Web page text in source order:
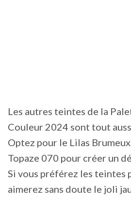
Les autres teintes de la
Couleur 2024 sont tout
Optez pour le Lilas
Topaze 070 pour créer un
Si vous préférez les teintes
aimerez sans doute le joli